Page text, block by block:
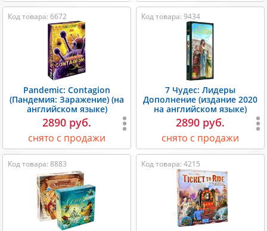
Код товара: 6672
Pandemic: Contagion
(Пандемия: Заражение) (на
английском языке)
2890 руб.
снято с продажи
Код товара: 9434
7 Чудес: Лидеры
Дополнение (издание 2020
на английском языке)
2890 руб.
снято с продажи
Код товара: 8883 Код товара: 4215